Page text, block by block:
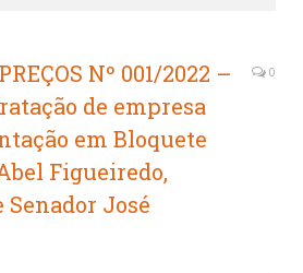
Nº 001/2022 –
de empresa
em Bloquete
Figueiredo,
José
0